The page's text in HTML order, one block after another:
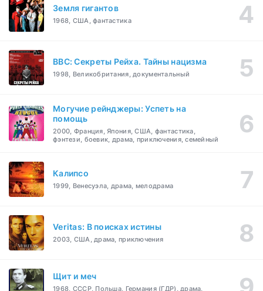
Земля гигантов
1968, США, фантастика
BBC: Секреты Рейха. Тайны нацизма
1998, Великобритания, документальный
Могучие рейнджеры: Успеть на
помощь
2000, Франция, Япония, США, фантастика,
фэнтези, боевик, драма, приключения, семейный
Калипсо
1999, Венесуэла, драма, мелодрама
Veritas: В поисках истины
2003, США, драма, приключения
Щит и меч
1968, СССР, Польша, Германия (ГДР), драма,